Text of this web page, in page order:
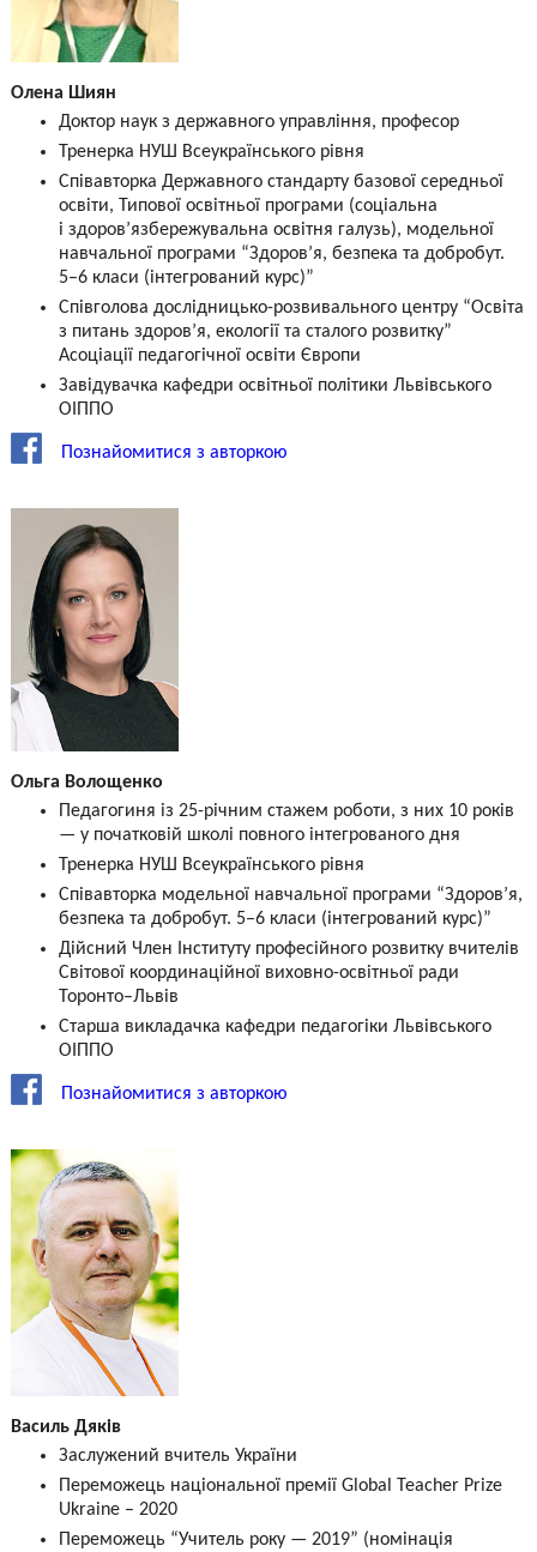
Олена Шиян
Доктор наук з державного управління, професор
Тренерка НУШ Всеукраїнського рівня
Співавторка Державного стандарту базової середньої
освіти, Типової освітньої програми (соціальна
і здоров’язбережувальна освітня галузь), модельної
навчальної програми “Здоров’я, безпека та добробут.
5–6 класи (інтегрований курс)”
Співголова дослідницько-розвивального центру “Освіта
з питань здоров’я, екології та сталого розвитку”
Асоціації педагогічної освіти Європи
Завідувачка кафедри освітньої політики Львівського
ОІППО
Познайомитися з авторкою
Ольга Волощенко
Педагогиня із 25-річним стажем роботи, з них 10 років
— у початковій школі повного інтегрованого дня
Тренерка НУШ Всеукраїнського рівня
Співавторка модельної навчальної програми “Здоров’я,
безпека та добробут. 5–6 класи (інтегрований курс)”
Дійсний Член Інституту професійного розвитку вчителів
Світової координаційної виховно-освітньої ради
Торонто–Львів
Старша викладачка кафедри педагогіки Львівського
ОІППО
Познайомитися з авторкою
Василь Дяків
Заслужений вчитель України
Переможець національної премії Global Teacher Prize
Ukraine – 2020
Переможець “Учитель року — 2019” (номінація